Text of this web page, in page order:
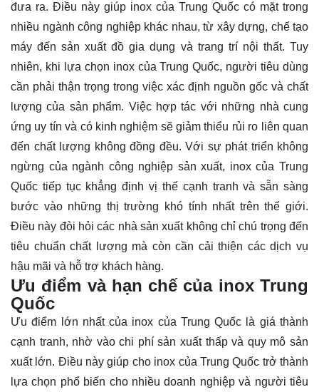
đưa ra. Điều này giúp inox của Trung Quốc có mặt trong
nhiều ngành công nghiệp khác nhau, từ xây dựng, chế tạo
máy đến sản xuất đồ gia dụng và trang trí nội thất. Tuy
nhiên, khi lựa chọn inox của Trung Quốc, người tiêu dùng
cần phải thận trọng trong việc xác định nguồn gốc và chất
lượng của sản phẩm. Việc hợp tác với những nhà cung
ứng uy tín và có kinh nghiệm sẽ giảm thiểu rủi ro liên quan
đến chất lượng không đồng đều. Với sự phát triển không
ngừng của ngành công nghiệp sản xuất, inox của Trung
Quốc tiếp tục khẳng định vị thế cạnh tranh và sẵn sàng
bước vào những thị trường khó tính nhất trên thế giới.
Điều này đòi hỏi các nhà sản xuất không chỉ chú trọng đến
tiêu chuẩn chất lượng mà còn cần cải thiện các dịch vụ
hậu mãi và hỗ trợ khách hàng.
Ưu điểm và hạn chế của inox Trung
Quốc
Ưu điểm lớn nhất của inox của Trung Quốc là giá thành
cạnh tranh, nhờ vào chi phí sản xuất thấp và quy mô sản
xuất lớn. Điều này giúp cho inox của Trung Quốc trở thành
lựa chọn phổ biến cho nhiều doanh nghiệp và người tiêu